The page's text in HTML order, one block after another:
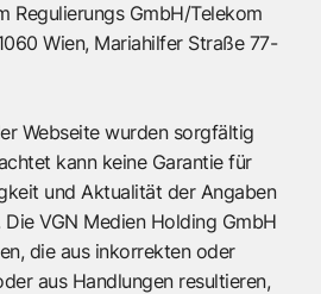
Regulierungs GmbH/Telekom
Wien, Mariahilfer Straße 77-
Webseite wurden sorgfältig
kann keine Garantie für
und Aktualität der Angaben
VGN Medien Holding GmbH
die aus inkorrekten oder
aus Handlungen resultieren,